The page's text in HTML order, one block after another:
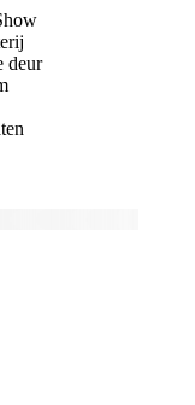
deur